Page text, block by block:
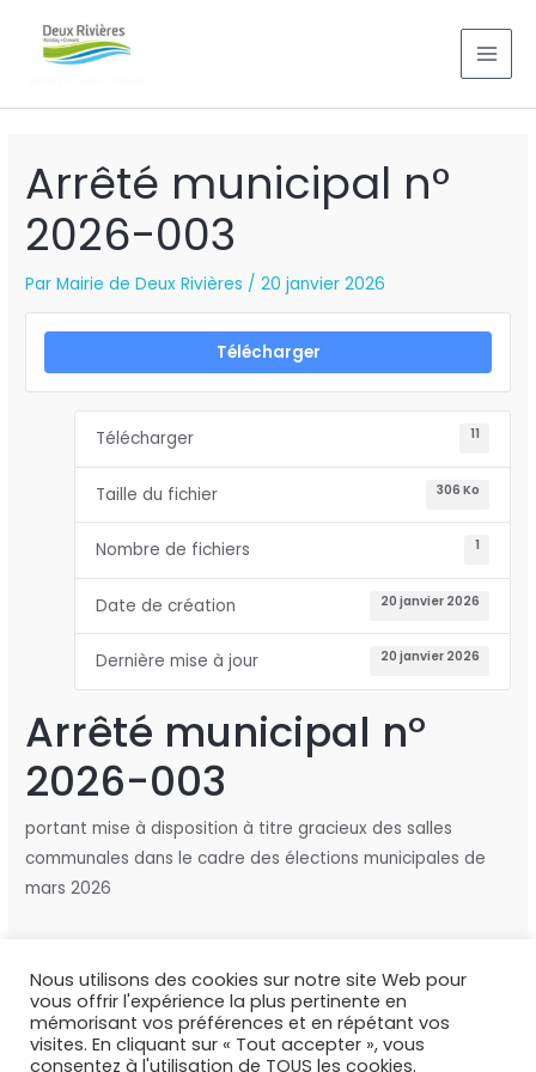
Arrêté municipal n°
2026-003
ParMairie de Deux Rivières /20 janvier 2026
Télécharger
Télécharger 11
Taille du fichier 306 Ko
Nombre de fichiers 1
Date de création 20 janvier 2026
Dernière mise à jour 20 janvier 2026
Arrêté municipal n°
2026-003
portant mise à disposition à titre gracieux des salles
communales dans le cadre des élections municipales de
mars 2026
Fichier précédent Fichier suivant
Nous utilisons des cookies sur notre site Web pour
vous offrir l'expérience la plus pertinente en
mémorisant vos préférences et en répétant vos
visites. En cliquant sur « Tout accepter », vous
consentez à l'utilisation de TOUS les cookies.